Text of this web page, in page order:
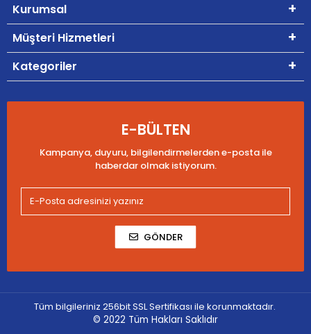
Kurumsal
Müşteri Hizmetleri
Kategoriler
E-BÜLTEN
Kampanya, duyuru, bilgilendirmelerden e-posta ile
haberdar olmak istiyorum.
GÖNDER
Tüm bilgileriniz 256bit SSL Sertifikası ile korunmaktadır.
© 2022 Tüm Hakları Saklıdır